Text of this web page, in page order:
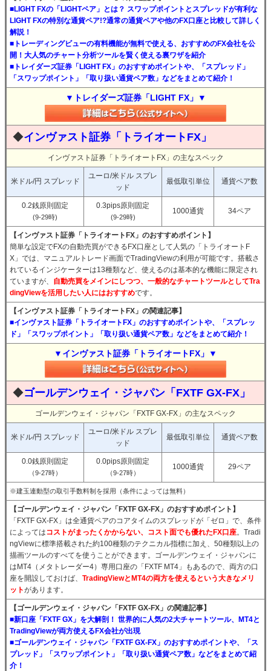
■LIGHT FXの「LIGHTペア」とは？ スワップポイントとスプレッドが有利な
LIGHT FXの特別な通貨ペア!?通常の通貨ペアや他のFX口座と比較して詳しく
解説！
■トレーディングビューの有料機能が無料で使える、おすすめのFX会社を公
開！大人気のチャート分析ツールを賢く使える裏ワザを紹介
■トレイダーズ証券「LIGHT FX」のおすすめポイントや、「スプレッド」
「スワップポイント」「取り扱い通貨ペア数」などをまとめて紹介！
▼トレイダーズ証券「LIGHT FX」▼
◆インヴァスト証券「トライオートFX」
インヴァスト証券「トライオートFX」の主なスペック
米ドル/円 スプレッド
ユーロ/米ドル スプレ
ッド
最低取引単位 通貨ペア数
0.2銭原則固定
(9-29時)
0.3pips原則固定
(9-29時)
1000通貨 34ペア
【インヴァスト証券「トライオートFX」のおすすめポイント】
簡単な設定でFXの自動売買ができるFX口座として人気の「トライオートF
X」では、マニュアルトレード画面でTradingViewの利用が可能です。搭載さ
れているインジケーターは13種類など、使えるのは基本的な機能に限定され
ていますが、 自動売買をメインにしつつ、一般的なチャートツールとしてTra
dingViewを活用したい人にはおすすめです。
【インヴァスト証券「トライオートFX」の関連記事】
■インヴァスト証券「トライオートFX」のおすすめポイントや、「スプレッ
ド」「スワップポイント」「取り扱い通貨ペア数」などをまとめて紹介！
▼インヴァスト証券「トライオートFX」▼
◆ゴールデンウェイ・ジャパン「FXTF GX-FX」
ゴールデンウェイ・ジャパン「FXTF GX-FX」の主なスペック
米ドル/円 スプレッド
ユーロ/米ドル スプレ
ッド
最低取引単位 通貨ペア数
0.0銭原則固定
（9-27時）
0.0pips原則固定
（9-27時）
1000通貨 29ペア
※建玉連動型の取引手数料制を採用（条件によっては無料）
【ゴールデンウェイ・ジャパン「FXTF GX-FX」のおすすめポイント】
「FXTF GX-FX」は全通貨ペアのコアタイムのスプレッドが「ゼロ」で、条件
によってはコストがまったくかからない、コスト面でも優れたFX口座。Tradi
ngViewに標準搭載された約100種類のテクニカル指標に加え、50種類以上の
描画ツールのすべてを使うことができます。ゴールデンウェイ・ジャパンに
はMT4（メタトレーダー4）専用口座の「FXTF MT4」もあるので、両方の口
座を開設しておけば、 TradingViewとMT4の両方を使えるという大きなメリ
ットがあります。
【ゴールデンウェイ・ジャパン「FXTF GX-FX」の関連記事】
■新口座「FXTF GX」を大解剖！ 世界的に人気の2大チャートツール、MT4と
TradingViewが両方使えるFX会社が出現
■ゴールデンウェイ・ジャパン「FXTF GX-FX」のおすすめポイントや、「ス
プレッド」「スワップポイント」「取り扱い通貨ペア数」などをまとめて紹
介！